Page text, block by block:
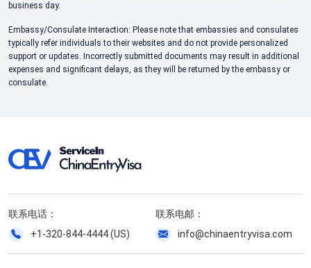
business day.
Embassy/Consulate Interaction: Please note that embassies and consulates
typically refer individuals to their websites and do not provide personalized
support or updates. Incorrectly submitted documents may result in additional
expenses and significant delays, as they will be returned by the embassy or
consulate.
联系电话：
+1-320-844-4444 (US)
联系电邮：
info@chinaentryvisa.com